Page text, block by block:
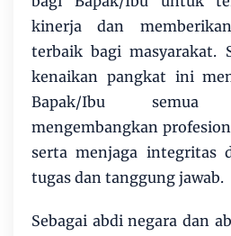
kinerja dan
terbaik bagi masyarakat.
kenaikan pangkat ini
Bapak/Ibu
mengembangkan
serta menjaga integritas
tugas dan tanggung jawab.
Sebagai abdi negara dan